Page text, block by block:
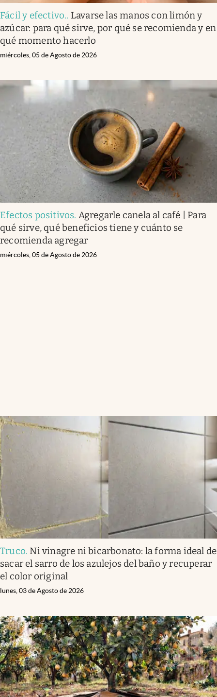
Fácil y efectivo.. Lavarse las manos con limón y
azúcar: para qué sirve, por qué se recomienda y en
qué momento hacerlo
miércoles, 05 de Agosto de 2026
Efectos positivos. Agregarle canela al café | Para
qué sirve, qué beneficios tiene y cuánto se
recomienda agregar
miércoles, 05 de Agosto de 2026
Truco. Ni vinagre ni bicarbonato: la forma ideal de
sacar el sarro de los azulejos del baño y recuperar
el color original
lunes, 03 de Agosto de 2026